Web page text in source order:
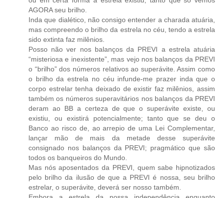
AGORA seu brilho.
Inda que dialético, não consigo entender a charada atuária,
mas compreendo o brilho da estrela no céu, tendo a estrela
sido extinta faz milênios.
Posso não ver nos balanços da PREVI a estrela atuária
“misteriosa e inexistente”, mas vejo nos balanços da PREVI
o “brilho” dos números relativos ao superávite. Assim como
o brilho da estrela no céu infunde-me prazer inda que o
corpo estrelar tenha deixado de existir faz milênios, assim
também os números superavitários nos balanços da PREVI
deram ao BB a certeza de que o superávite existe, ou
existiu, ou existirá potencialmente; tanto que se deu o
Banco ao risco de, ao arrepio de uma Lei Complementar,
lançar mão de mais da metade desse superávite
consignado nos balanços da PREVI; pragmático que são
todos os banqueiros do Mundo.
Mas nós aposentados da PREVI, quem sabe hipnotizados
pelo brilho da ilusão de que a PREVI é nossa, seu brilho
estrelar, o superávite, deverá ser nosso também.